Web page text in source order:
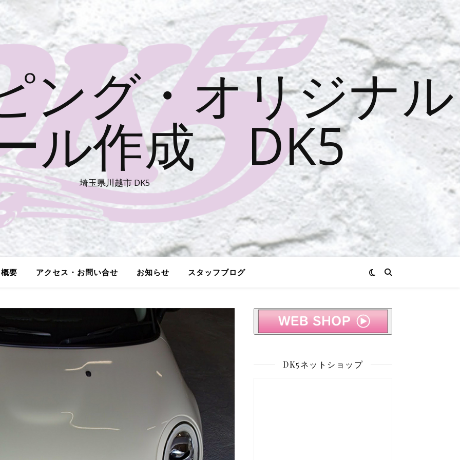
ング・オリジナル
ル作成 DK5
埼玉県川越市 DK5
要 アクセス・お問い合せ お知らせ スタッフブログ
DK5ネットショップ